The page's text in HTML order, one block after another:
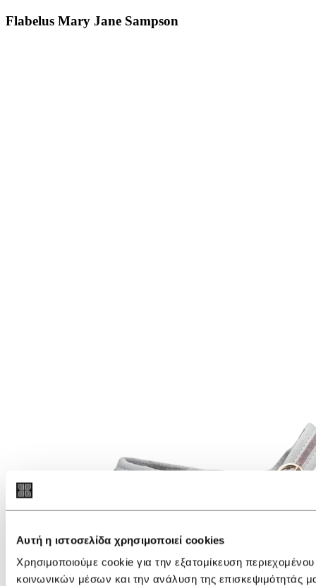
Αυτή η ιστοσελίδα χρησιμοποιεί cookies
Χρησιμοποιούμε cookie για την εξατομίκευση
κοινωνικών μέσων και την ανάλυση της επισκεψιμότητάς
Flabelus Mary Jane Sampson